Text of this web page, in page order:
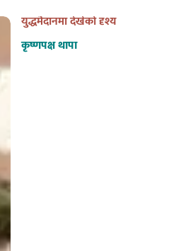
युद्धमैदानमा देखेको दृश्य
कृष्णपक्ष थापा